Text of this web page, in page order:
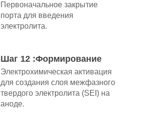
Первоначальное закрытие
порта для введения
электролита.
Шаг 12 :Формирование
Электрохимическая активация
для создания слоя межфазного
твердого электролита (SEI) на
аноде.